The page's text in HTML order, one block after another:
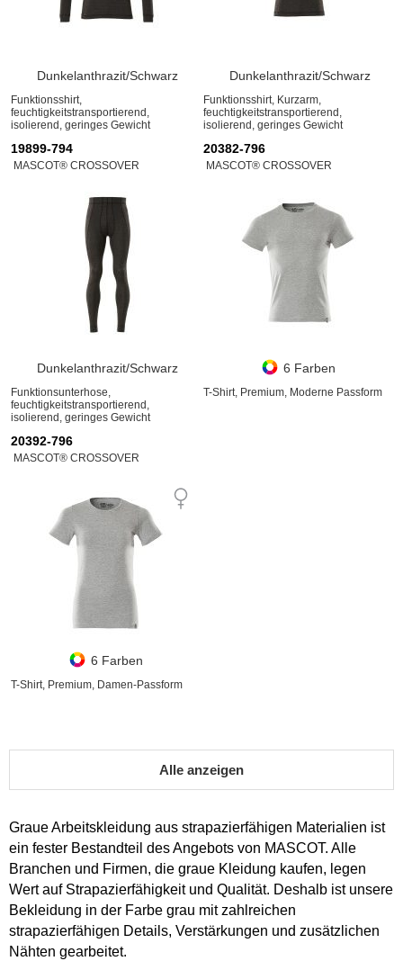
Dunkelanthrazit/Schwarz
Funktionsshirt,
feuchtigkeitstransportierend,
isolierend, geringes Gewicht
Dunkelanthrazit/Schwarz
Funktionsshirt, Kurzarm,
feuchtigkeitstransportierend,
isolierend, geringes Gewicht
19899-794
MASCOT® CROSSOVER
Dunkelanthrazit/Schwarz
Funktionsunterhose,
feuchtigkeitstransportierend,
isolierend, geringes Gewicht
20382-796
MASCOT® CROSSOVER
6 Farben
T-Shirt, Premium, Moderne Passform
20392-796
MASCOT® CROSSOVER
6 Farben
T-Shirt, Premium, Damen-Passform
Alle anzeigen
Graue Arbeitskleidung aus strapazierfähigen Materialien ist
ein fester Bestandteil des Angebots von MASCOT. Alle
Branchen und Firmen, die graue Kleidung kaufen, legen
Wert auf Strapazierfähigkeit und Qualität. Deshalb ist unsere
Bekleidung in der Farbe grau mit zahlreichen
strapazierfähigen Details, Verstärkungen und zusätzlichen
Nähten gearbeitet.